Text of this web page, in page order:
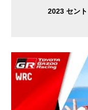
2023 セン